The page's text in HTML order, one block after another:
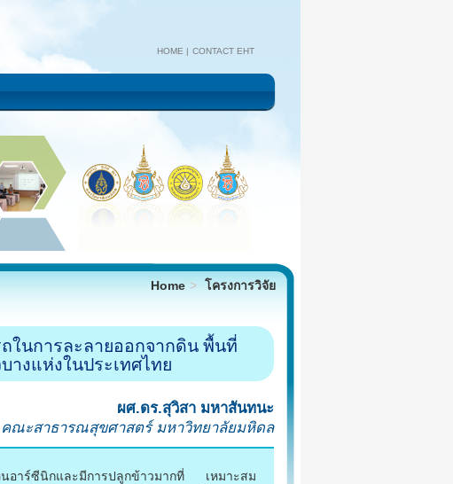
HOME CONTACT EHT
Home โครงการวิจัย
นการละลายออกจากดิน พื้นที่
งแห่งในประเทศไทย
ผศ.ดร.สุวิสา มหาสันทนะ
คณะสาธารณสุขศาสตร์ มหาวิทยาลัยมหิดล
นอาร์ซีนิกและมีการปลูกข้าวมากที่ เหมาะสม